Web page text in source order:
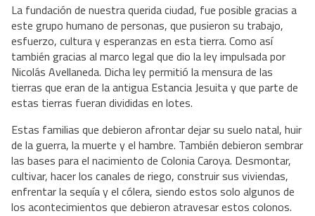
La fundación de nuestra querida ciudad, fue posible gracias a
este grupo humano de personas, que pusieron su trabajo,
esfuerzo, cultura y esperanzas en esta tierra. Como así
también gracias al marco legal que dio la ley impulsada por
Nicolás Avellaneda. Dicha ley permitió la mensura de las
tierras que eran de la antigua Estancia Jesuita y que parte de
estas tierras fueran divididas en lotes.
Estas familias que debieron afrontar dejar su suelo natal, huir
de la guerra, la muerte y el hambre. También debieron sembrar
las bases para el nacimiento de Colonia Caroya. Desmontar,
cultivar, hacer los canales de riego, construir sus viviendas,
enfrentar la sequía y el cólera, siendo estos solo algunos de
los acontecimientos que debieron atravesar estos colonos.